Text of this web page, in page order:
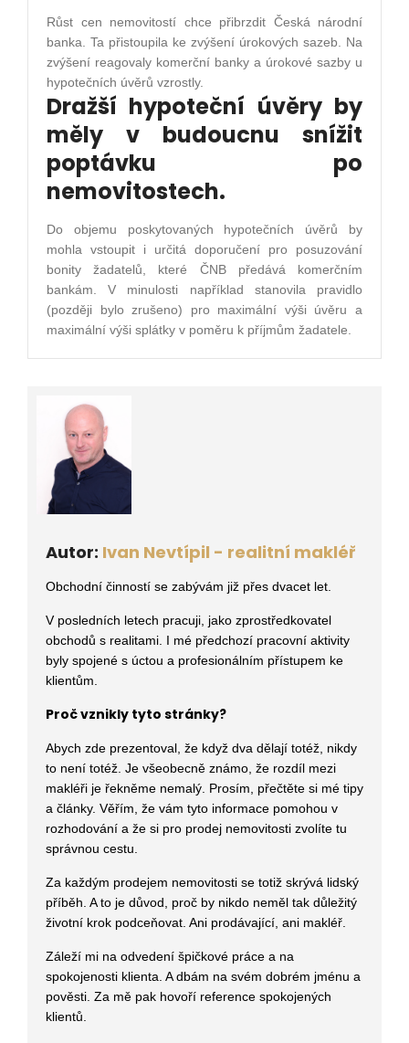
Růst cen nemovitostí chce přibrzdit Česká národní
banka. Ta přistoupila ke zvýšení úrokových sazeb. Na
zvýšení reagovaly komerční banky a úrokové sazby u
hypotečních úvěrů vzrostly.
Dražší hypoteční úvěry by
měly v budoucnu snížit
poptávku po
nemovitostech.
Do objemu poskytovaných hypotečních úvěrů by
mohla vstoupit i určitá doporučení pro posuzování
bonity žadatelů, které ČNB předává komerčním
bankám. V minulosti například stanovila pravidlo
(později bylo zrušeno) pro maximální výši úvěru a
maximální výši splátky v poměru k příjmům žadatele.
Autor: Ivan Nevtípil - realitní makléř
Obchodní činností se zabývám již přes dvacet let.
V posledních letech pracuji, jako zprostředkovatel
obchodů s realitami . I mé předchozí pracovní aktivity
byly spojené s úctou a profesionálním přístupem ke
klientům.
Proč vznikly tyto stránky?
Abych zde prezentoval, že když dva dělají totéž, nikdy
to není totéž. Je všeobecně známo, že rozdíl mezi
makléři je řekněme nemalý. Prosím, přečtěte si mé tipy
a články. Věřím, že vám tyto informace pomohou v
rozhodování a že si pro prodej nemovitosti zvolíte tu
správnou cestu.
Za každým prodejem nemovitosti se totiž skrývá lidský
příběh. A to je důvod, proč by nikdo neměl tak důležitý
životní krok podceňovat. Ani prodávající, ani makléř.
Záleží mi na odvedení špičkové práce a na
spokojenosti klienta. A dbám na svém dobrém jménu a
pověsti. Za mě pak hovoří reference spokojených
klientů.